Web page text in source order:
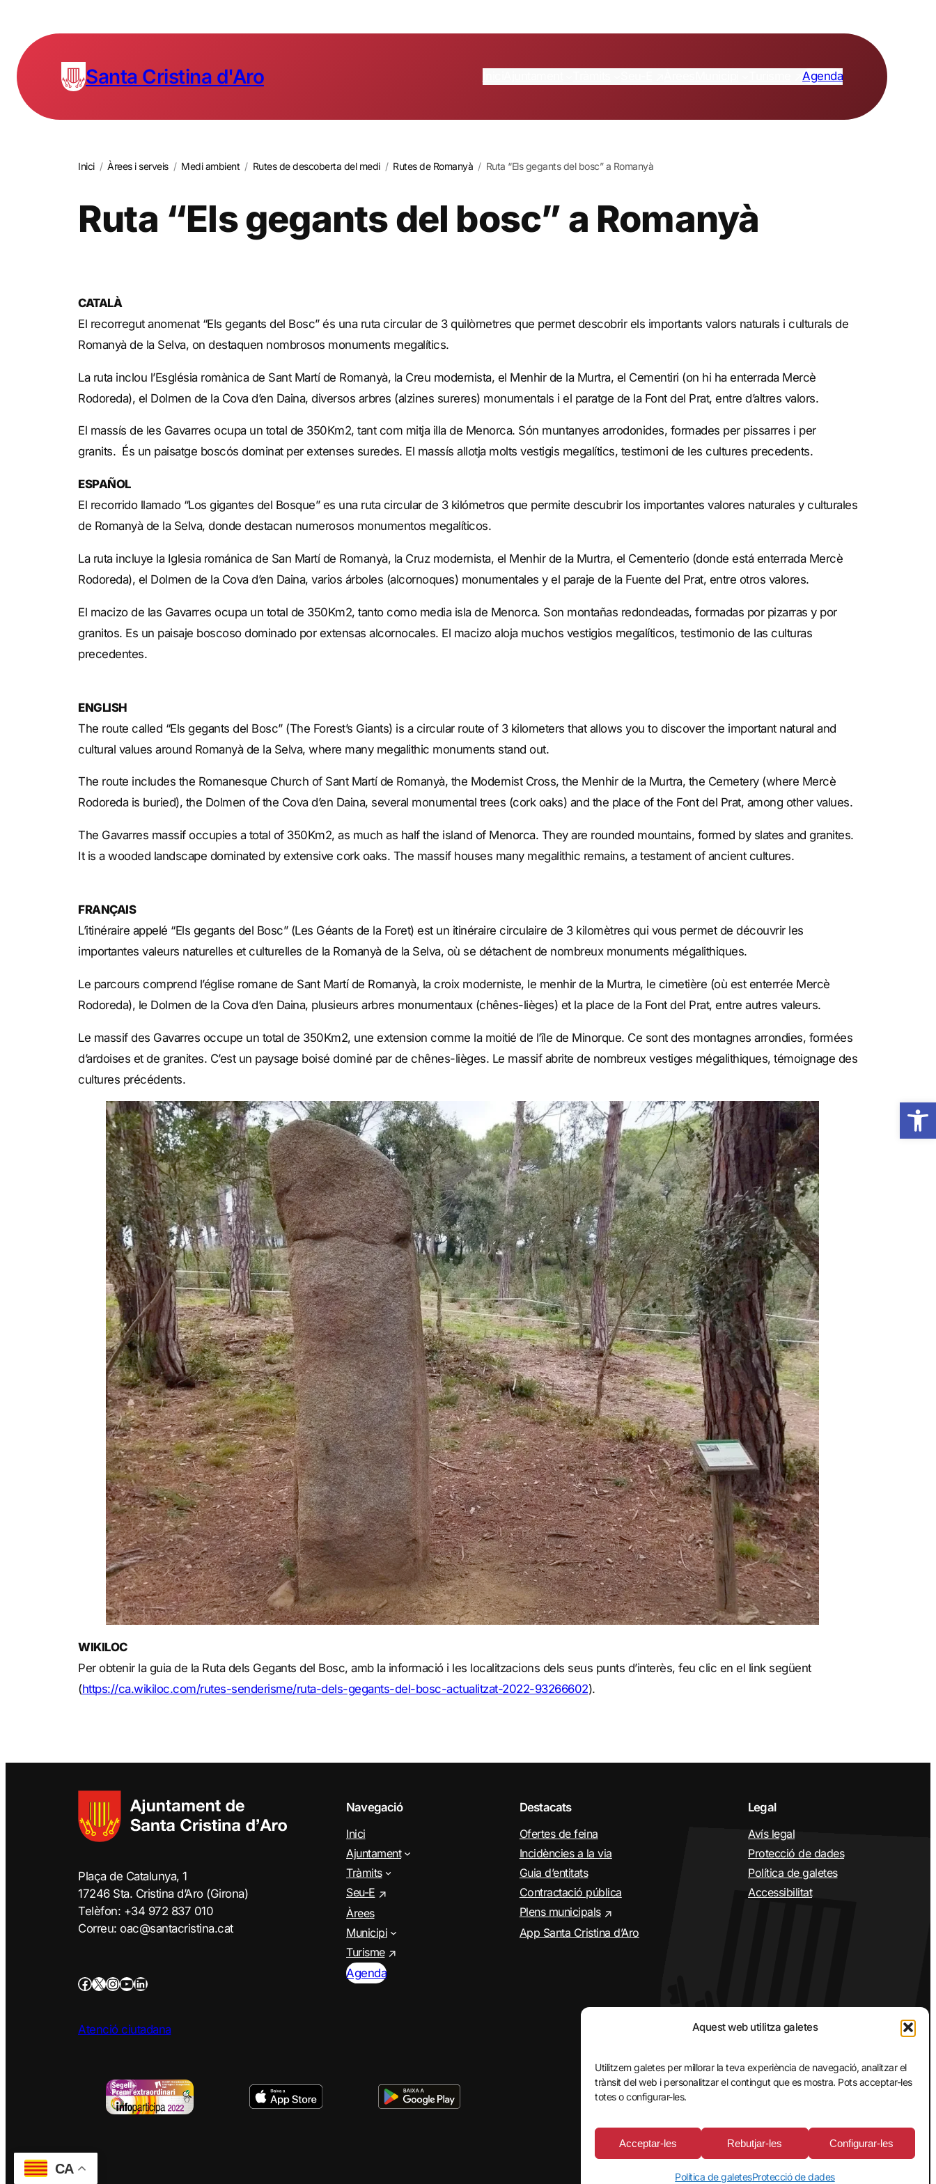
Obre
Aquest web utilitza galetes
Utilitzem galetes per millorar la teva experiència de navegació, analitzar el
trànsit del web i personalitzar el contingut que es mostra. Pots acceptar-les
totes o configurar-les.
Acceptar-les Rebutjar-les Configurar-les
Política de galetesProtecció de dades
Santa Cristina d'Aro Agenda
Inici / Àrees i serveis / Medi ambient / Rutes de descoberta del medi / Rutes de Romanyà / Ruta “Els gegants del bosc” a Romanyà
Ruta “Els gegants del bosc” a Romanyà
CATALÀ
El recorregut anomenat “Els gegants del Bosc” és una ruta circular de 3 quilòmetres que permet descobrir els importants valors naturals i culturals de
Romanyà de la Selva, on destaquen nombrosos monuments megalítics.
La ruta inclou l’Església romànica de Sant Martí de Romanyà, la Creu modernista, el Menhir de la Murtra, el Cementiri (on hi ha enterrada Mercè
Rodoreda), el Dolmen de la Cova d’en Daina, diversos arbres (alzines sureres) monumentals i el paratge de la Font del Prat, entre d’altres valors.
El massís de les Gavarres ocupa un total de 350Km2, tant com mitja illa de Menorca. Són muntanyes arrodonides, formades per pissarres i per
granits. És un paisatge boscós dominat per extenses suredes. El massís allotja molts vestigis megalítics, testimoni de les cultures precedents.
ESPAÑOL
El recorrido llamado “Los gigantes del Bosque” es una ruta circular de 3 kilómetros que permite descubrir los importantes valores naturales y culturales
de Romanyà de la Selva, donde destacan numerosos monumentos megalíticos.
La ruta incluye la Iglesia románica de San Martí de Romanyà, la Cruz modernista, el Menhir de la Murtra, el Cementerio (donde está enterrada Mercè
Rodoreda), el Dolmen de la Cova d’en Daina, varios árboles (alcornoques) monumentales y el paraje de la Fuente del Prat, entre otros valores.
El macizo de las Gavarres ocupa un total de 350Km2, tanto como media isla de Menorca. Son montañas redondeadas, formadas por pizarras y por
granitos. Es un paisaje boscoso dominado por extensas alcornocales. El macizo aloja muchos vestigios megalíticos, testimonio de las culturas
precedentes.
ENGLISH
The route called “Els gegants del Bosc” (The Forest’s Giants) is a circular route of 3 kilometers that allows you to discover the important natural and
cultural values around Romanyà de la Selva, where many megalithic monuments stand out.
The route includes the Romanesque Church of Sant Martí de Romanyà, the Modernist Cross, the Menhir de la Murtra, the Cemetery (where Mercè
Rodoreda is buried), the Dolmen of the Cova d’en Daina, several monumental trees (cork oaks) and the place of the Font del Prat, among other values.
The Gavarres massif occupies a total of 350Km2, as much as half the island of Menorca. They are rounded mountains, formed by slates and granites.
It is a wooded landscape dominated by extensive cork oaks. The massif houses many megalithic remains, a testament of ancient cultures.
FRANÇAIS
L’itinéraire appelé “Els gegants del Bosc” (Les Géants de la Foret) est un itinéraire circulaire de 3 kilomètres qui vous permet de découvrir les
importantes valeurs naturelles et culturelles de la Romanyà de la Selva, où se détachent de nombreux monuments mégalithiques.
Le parcours comprend l’église romane de Sant Martí de Romanyà, la croix moderniste, le menhir de la Murtra, le cimetière (où est enterrée Mercè
Rodoreda), le Dolmen de la Cova d’en Daina, plusieurs arbres monumentaux (chênes-lièges) et la place de la Font del Prat, entre autres valeurs.
Le massif des Gavarres occupe un total de 350Km2, une extension comme la moitié de l’île de Minorque. Ce sont des montagnes arrondies, formées
d’ardoises et de granites. C’est un paysage boisé dominé par de chênes-lièges. Le massif abrite de nombreux vestiges mégalithiques, témoignage des
cultures précédents.
WIKILOC
Per obtenir la guia de la Ruta dels Gegants del Bosc, amb la informació i les localitzacions dels seus punts d’interès, feu clic en el link següent
(https://ca.wikiloc.com/rutes-senderisme/ruta-dels-gegants-del-bosc-actualitzat-2022-93266602).
Plaça de Catalunya, 1
17246 Sta. Cristina d’Aro (Girona)
Telèfon: +34 972 837 010
Correu: oac@santacristina.cat
Atenció ciutadana
Navegació
Inici
Ajuntament
Tràmits
Seu-E
Àrees
Municipi
Turisme
Agenda
Destacats
Ofertes de feina
Incidències a la via
Guia d’entitats
Contractació pública
Plens municipals
App Santa Cristina d’Aro
Legal
Avís legal
Protecció de dades
Política de galetes
Accessibilitat
© 2026 Ajuntament de Santa Cristina d’Aro
CA